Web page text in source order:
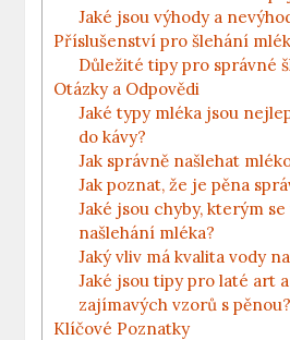
Jaké jsou výhody a
Příslušenství pro šlehání
Důležité tipy pro správné‌
Otázky‌ a Odpovědi
Jaké typy mléka jsou⁢
do kávy?
Jak⁣ správně našlehat
Jak⁣ poznat, že je pěna
Jaké jsou chyby, kterým
našlehání mléka?
Jaký vliv má kvalita vody
Jaké jsou tipy pro laté​ art
zajímavých vzorů s pěnou?
Klíčové Poznatky